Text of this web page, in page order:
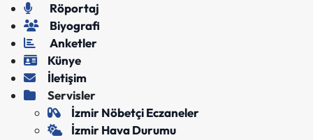
Röportaj
Biyografi
Anketler
Künye
İletişim
Servisler
İzmir Nöbetçi Eczaneler
İzmir Hava Durumu